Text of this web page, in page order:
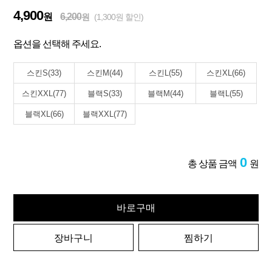
4,900원 6,200원 (1,300원 할인)
옵션을 선택해 주세요.
스킨S(33) 스킨M(44) 스킨L(55) 스킨XL(66)
스킨XXL(77) 블랙S(33) 블랙M(44) 블랙L(55)
블랙XL(66) 블랙XXL(77)
총 상품 금액 0 원
바로구매
장바구니 찜하기